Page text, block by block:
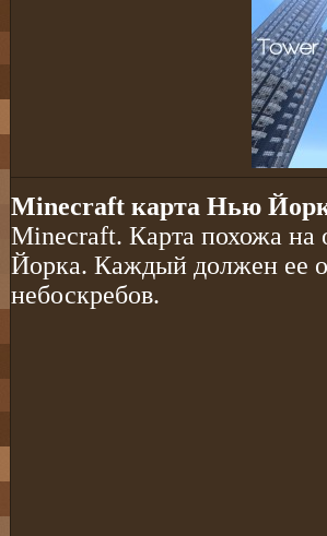
Minecraft карта Нью
Minecraft. Карта похожа на
Йорка. Каждый должен ее
небоскребов.